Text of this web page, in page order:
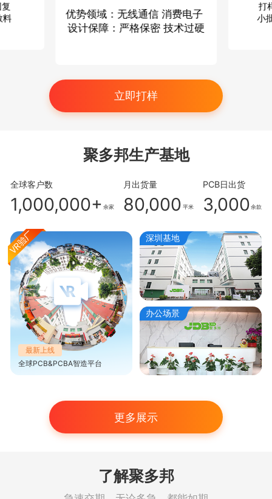
料 优势领域：无线通信 消费电子
设计保障：严格保密 技术过硬
打
小
立即打样
聚多邦生产基地
全球客户数
1,000,000+ 余家
月出货量
80,000 平米
PCB日出货
3,000 余款
最新上线
全球PCB&PCBA智造平台
深圳基地
办公场景
更多展示
了解聚多邦